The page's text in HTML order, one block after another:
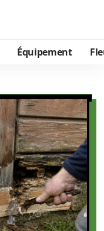
Équipement